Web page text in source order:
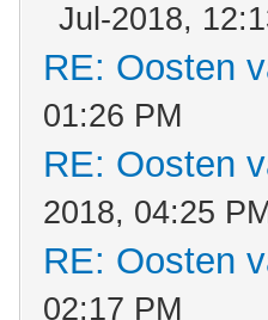
Jul-2018,
RE: Oosten
01:26 PM
RE: Oosten
2018, 04:25
RE: Oosten
02:17 PM